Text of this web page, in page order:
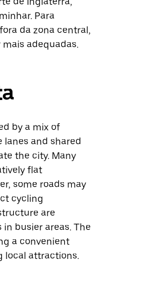
Para
da zona central,
adequadas.
by a mix of
and shared
the city. Many
flat
some roads may
cycling
are
busier areas. The
a convenient
local attractions.